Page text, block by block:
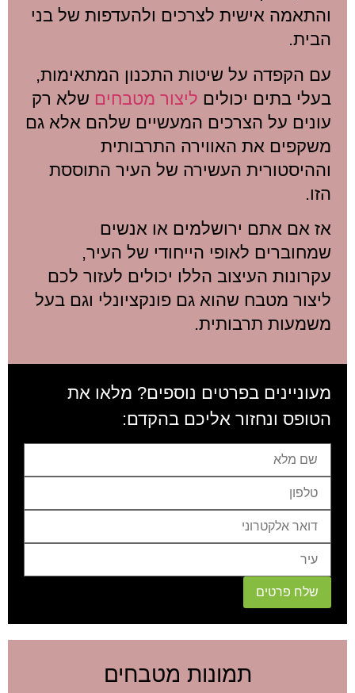
והתאמה אישית לצרכים ולהעדפות של בני
הבית.
עם הקפדה על שיטות התכנון המתאימות,
בעלי בתים יכולים ליצור מטבחים שלא רק
עונים על הצרכים המעשיים שלהם אלא גם
משקפים את האווירה התרבותית
וההיסטורית העשירה של העיר התוססת
הזו.
אז אם אתם ירושלמים או אנשים
שמחוברים לאופי הייחודי של העיר,
עקרונות העיצוב הללו יכולים לעזור לכם
ליצור מטבח שהוא גם פונקציונלי וגם בעל
משמעות תרבותית.
מעוניינים בפרטים נוספים? מלאו את
הטופס ונחזור אליכם בהקדם:
שלח פרטים
תמונות מטבחים